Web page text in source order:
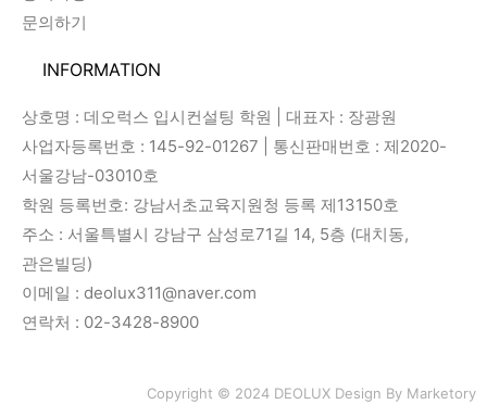
문의하기
INFORMATION
상호명 : 데오럭스 입시컨설팅 학원 | 대표자 : 장광원
사업자등록번호 : 145-92-01267 | 통신판매번호 : 제2020-
서울강남-03010호
학원 등록번호: 강남서초교육지원청 등록 제13150호
주소 : 서울특별시 강남구 삼성로71길 14, 5층 (대치동,
관은빌딩)
이메일 : deolux311@naver.com
연락처 : 02-3428-8900
Copyright © 2024 DEOLUX Design By Marketory